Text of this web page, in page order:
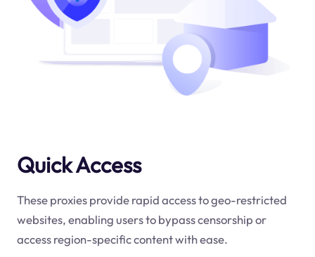
Quick Access
These proxies provide rapid access to geo-restricted
websites, enabling users to bypass censorship or
access region-specific content with ease.